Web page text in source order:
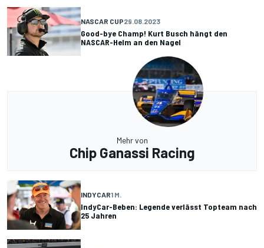
NASCAR CUP29.08.2023
Good-bye Champ! Kurt Busch hängt den
NASCAR-Helm an den Nagel
Mehr von
Chip Ganassi Racing
INDYCAR1 M.
IndyCar-Beben: Legende verlässt Topteam nach
25 Jahren